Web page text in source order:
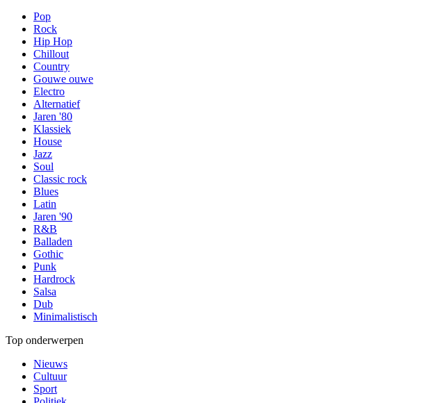
Pop
Rock
Hip Hop
Chillout
Country
Gouwe ouwe
Electro
Alternatief
Jaren '80
Klassiek
House
Jazz
Soul
Classic rock
Blues
Latin
Jaren '90
R&B
Balladen
Gothic
Punk
Hardrock
Salsa
Dub
Minimalistisch
Top onderwerpen
Nieuws
Cultuur
Sport